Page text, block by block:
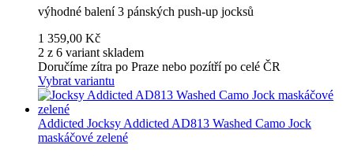
výhodné balení 3 pánských push-up jocksů
1 359,00 Kč
2 z 6 variant skladem
Doručíme zítra po Praze nebo pozítří po celé ČR
Vybrat variantu
Addicted Jocksy Addicted AD813 Washed Camo Jock
maskáčové zelené